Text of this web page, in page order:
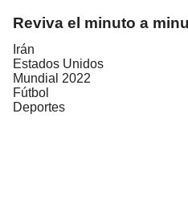
Reviva el minuto a
Irán
Estados Unidos
Mundial 2022
Fútbol
Deportes